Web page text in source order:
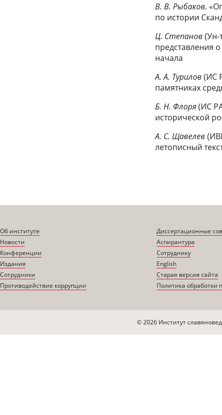
В. В. Рыбаков.
по истории
Ц. Степанов(Ун-
представления
начала
А. А. Турилов(ИС
памятниках
Б. Н. Флоря(ИС
исторической
А. С. Щавелев
летописный
Об институте
Новости
Конференции
Издания
Сотрудники
Противодействие коррупции
Диссертационные
Аспирантура
Сотруднику
English
Старая версия сайта
Политика обработки
© 2026 Институт